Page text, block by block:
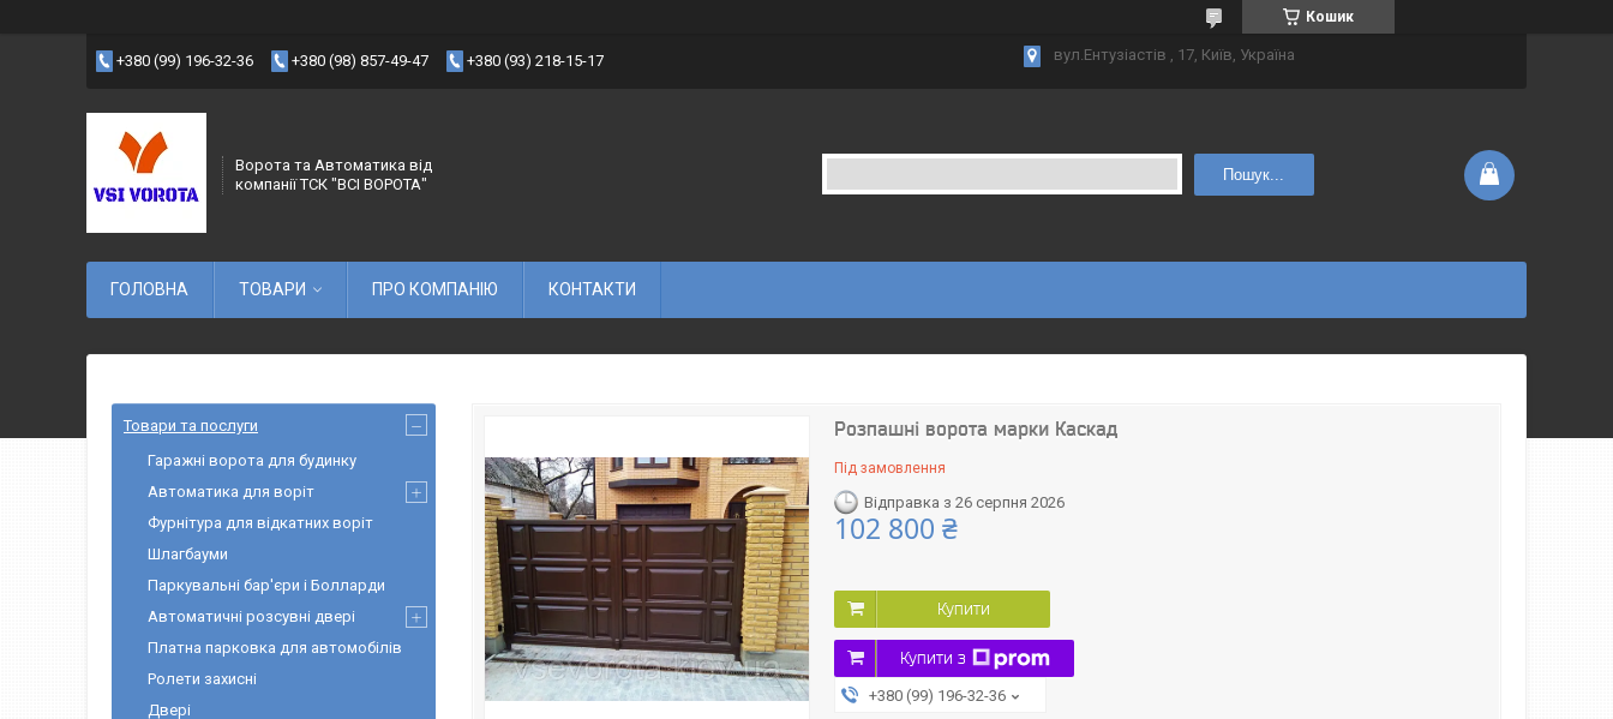
Кошик
+380 (99) 196-32-36 +380 (98) 857-49-47 +380 (93) 218-15-17 вул.Ентузіастів , 17, Київ, Україна
Ворота та Автоматика від
компанії ТСК "ВСІ ВОРОТА"
Пошук...
ГОЛОВНА ТОВАРИ ПРО КОМПАНІЮ КОНТАКТИ
Розпашні ворота марки Каскад
Під замовлення
Відправка з 26 серпня 2026
102 800 ₴
Купити
Купити з
+380 (99) 196-32-36
Товари та послуги
Гаражні ворота для будинку
Автоматика для воріт
Фурнітура для відкатних воріт
Шлагбауми
Паркувальні бар'єри і Болларди
Автоматичні розсувні двері
Платна парковка для автомобілів
Ролети захисні
Двері